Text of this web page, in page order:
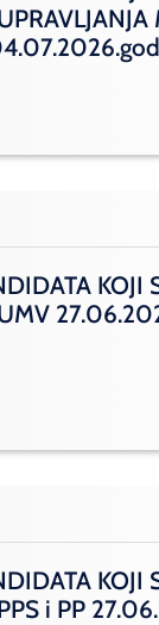
KOJI
KOJI
i PP